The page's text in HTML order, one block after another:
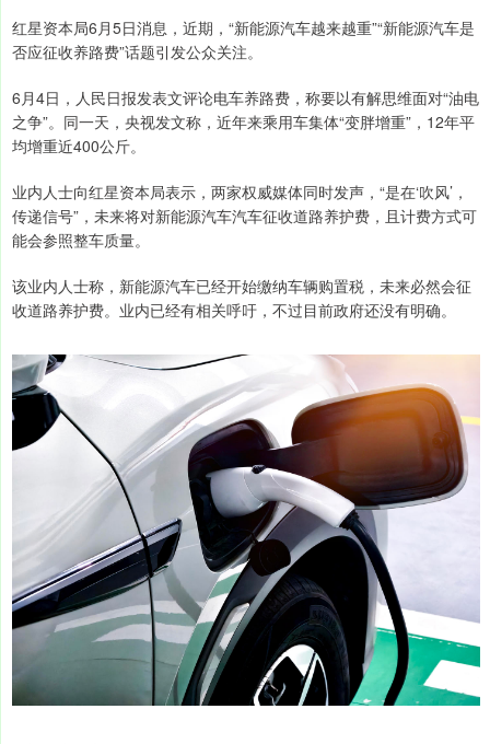
红星资本局6月5日消息，近期，“新能源汽车越来越重”“新能源汽车是
否应征收养路费”话题引发公众关注。
6月4日，人民日报发表文评论电车养路费，称要以有解思维面对“油电
之争”。同一天，央视发文称，近年来乘用车集体“变胖增重”，12年平
均增重近400公斤。
业内人士向红星资本局表示，两家权威媒体同时发声，“是在‘吹风’，
传递信号”，未来将对新能源汽车汽车征收道路养护费，且计费方式可
能会参照整车质量。
该业内人士称，新能源汽车已经开始缴纳车辆购置税，未来必然会征
收道路养护费。业内已经有相关呼吁，不过目前政府还没有明确。